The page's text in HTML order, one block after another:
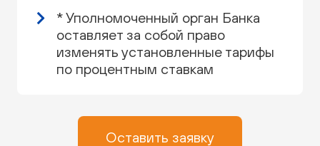
* Уполномоченный орган Банка
оставляет за собой право
изменять установленные тарифы
по процентным ставкам
Оставить заявку